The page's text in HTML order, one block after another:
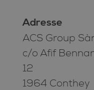
Adresse
ACS Group
c/o Afif
12
1964 Conthey